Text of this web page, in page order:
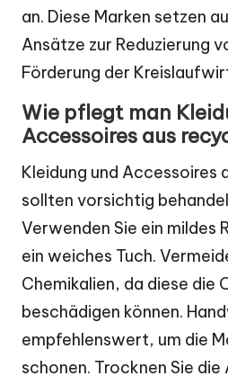
an. Diese Marken setzen
Ansätze zur Reduzierung
Förderung der
Wie pflegt man
Accessoires aus
Kleidung und Accessoires
sollten vorsichtig
Verwenden Sie ein mildes
ein weiches Tuch.
Chemikalien, da diese die
beschädigen können.
empfehlenswert, um die
schonen. Trocknen Sie